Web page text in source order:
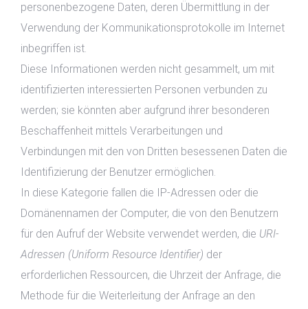
personenbezogene Daten, deren Übermittlung in der
Verwendung der Kommunikationsprotokolle im Internet
inbegriffen ist.
Diese Informationen werden nicht gesammelt, um mit
identifizierten interessierten Personen verbunden zu
werden; sie könnten aber aufgrund ihrer besonderen
Beschaffenheit mittels Verarbeitungen und
Verbindungen mit den von Dritten besessenen Daten die
Identifizierung der Benutzer ermöglichen.
In diese Kategorie fallen die IP-Adressen oder die
Domänennamen der Computer, die von den Benutzern
für den Aufruf der Website verwendet werden, die URI-
Adressen (Uniform Resource Identifier) der
erforderlichen Ressourcen, die Uhrzeit der Anfrage, die
Methode für die Weiterleitung der Anfrage an den